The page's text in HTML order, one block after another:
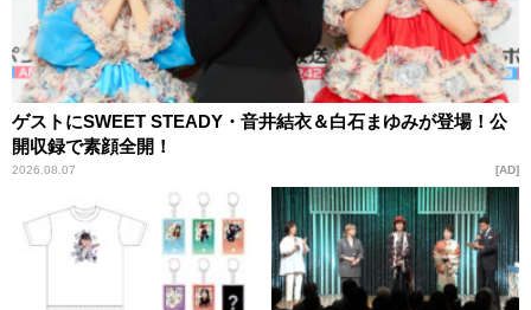
ゲストにSWEET STEADY・音井結衣＆白石まゆみが登場！公
開収録で素顔全開！
2026.08.07 AD